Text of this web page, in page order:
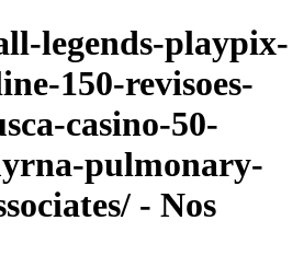
legends-playpix-
150-revisoes-
casino-50-
pulmonary-
- Nos